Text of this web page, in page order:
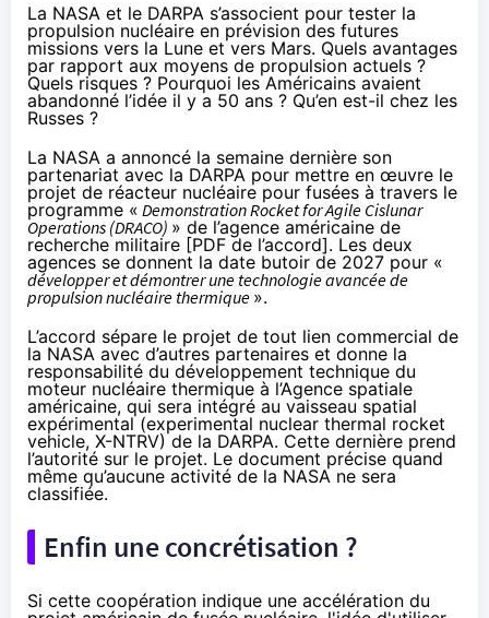
La NASA et le DARPA s’associent pour tester la
propulsion nucléaire en prévision des futures
missions vers la Lune et vers Mars. Quels avantages
par rapport aux moyens de propulsion actuels ?
Quels risques ? Pourquoi les Américains avaient
abandonné l’idée il y a 50 ans ? Qu’en est-il chez les
Russes ?
La NASA a annoncé la semaine dernière son
partenariat avec la DARPA pour mettre en œuvre le
projet de réacteur nucléaire pour fusées à travers le
programme « Demonstration Rocket for Agile Cislunar
Operations (DRACO) » de l’agence américaine de
recherche militaire [PDF de l’accord]. Les deux
agences se donnent la date butoir de 2027 pour «
développer et démontrer une technologie avancée de
propulsion nucléaire thermique ».
L’accord sépare le projet de tout lien commercial de
la NASA avec d’autres partenaires et donne la
responsabilité du développement technique du
moteur nucléaire thermique à l’Agence spatiale
américaine, qui sera intégré au vaisseau spatial
expérimental (experimental nuclear thermal rocket
vehicle, X-NTRV) de la DARPA. Cette dernière prend
l’autorité sur le projet. Le document précise quand
même qu’aucune activité de la NASA ne sera
classifiée.
Enfin une concrétisation ?
Si cette coopération indique une accélération du